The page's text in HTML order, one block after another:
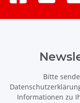
Bitte
Informationen zu